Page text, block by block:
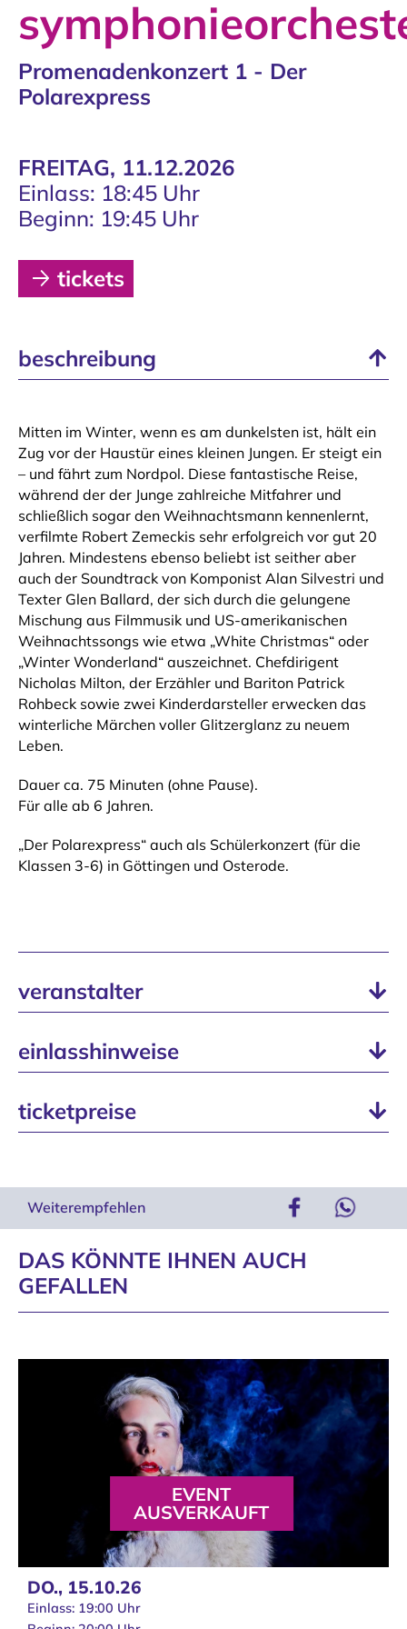
Promenadenkonzert 1 - Der
Polarexpress
FREITAG, 11.12.2026
Einlass: 18:45 Uhr
Beginn: 19:45 Uhr
tickets
beschreibung
Mitten im Winter, wenn es am dunkelsten ist, hält ein
Zug vor der Haustür eines kleinen Jungen. Er steigt ein
– und fährt zum Nordpol. Diese fantastische Reise,
während der der Junge zahlreiche Mitfahrer und
schließlich sogar den Weihnachtsmann kennenlernt,
verfilmte Robert Zemeckis sehr erfolgreich vor gut 20
Jahren. Mindestens ebenso beliebt ist seither aber
auch der Soundtrack von Komponist Alan Silvestri und
Texter Glen Ballard, der sich durch die gelungene
Mischung aus Filmmusik und US-amerikanischen
Weihnachtssongs wie etwa „White Christmas“ oder
„Winter Wonderland“ auszeichnet. Chefdirigent
Nicholas Milton, der Erzähler und Bariton Patrick
Rohbeck sowie zwei Kinderdarsteller erwecken das
winterliche Märchen voller Glitzerglanz zu neuem
Leben.
Dauer ca. 75 Minuten (ohne Pause).
Für alle ab 6 Jahren.
„Der Polarexpress“ auch als Schülerkonzert (für die
Klassen 3-6) in Göttingen und Osterode.
veranstalter
einlasshinweise
ticketpreise
Weiterempfehlen
DAS KÖNNTE IHNEN AUCH
GEFALLEN
EVENT
AUSVERKAUFT
DO., 15.10.26
Einlass: 19:00 Uhr